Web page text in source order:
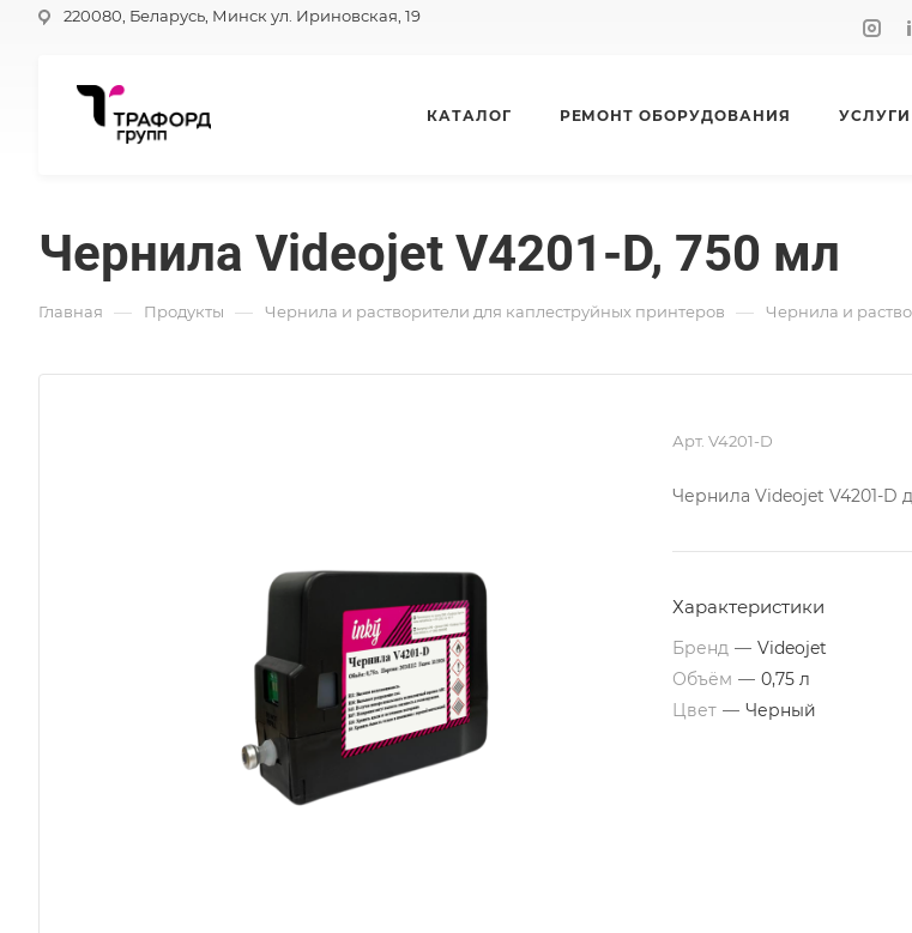
220080, Беларусь, Минск ул. Ириновская, 19
КАТАЛОГ РЕМОНТ ОБОРУДОВАНИЯ УСЛУГИ
Чернила Videojet V4201-D, 750 мл
Главная — Продукты — Чернила и растворители для каплеструйных принтеров — Чернила и
Арт. V4201-D
Чернила Videojet V4201-D
Характеристики
Бренд — Videojet
Объём — 0,75 л
Цвет — Черный